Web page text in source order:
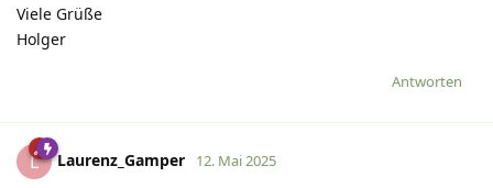
Viele Grüße
Holger
Antworten
L Laurenz_Gamper 12. Mai 2025